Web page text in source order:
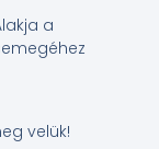
a
velük!